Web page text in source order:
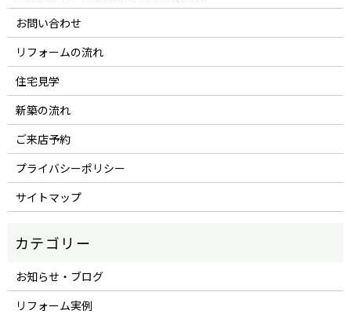
お問い合わせ
リフォームの流れ
住宅見学
新築の流れ
ご来店予約
プライバシーポリシー
サイトマップ
お知らせ・ブログ
リフォーム実例